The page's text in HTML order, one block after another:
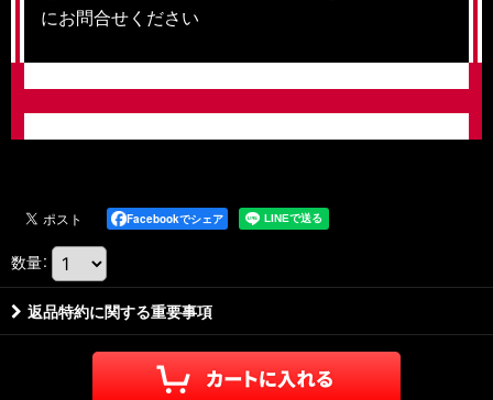
にお問合せください
Facebookでシェア
数量:
返品特約に関する重要事項